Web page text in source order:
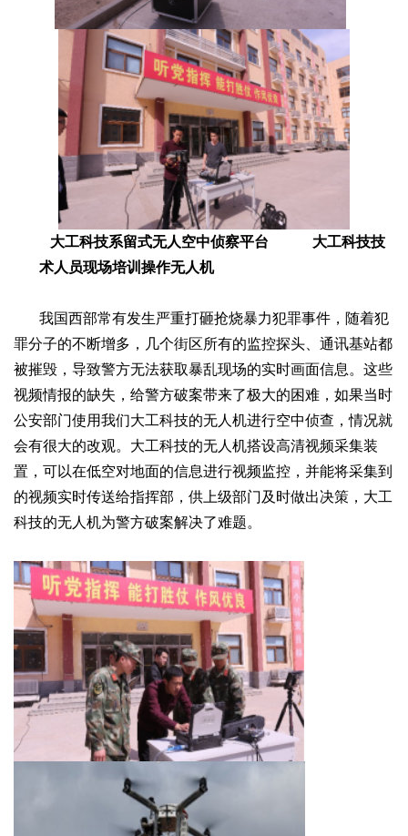
大工科技系留式无人空中侦察平台
大工科技技
术人员现场培训操作无人机
我国西部常有发生严重打砸抢烧暴力犯罪事件，随着犯
罪分子的不断增多，几个街区所有的监控探头、通讯基站都
被摧毁，导致警方无法获取暴乱现场的实时画面信息。这些
视频情报的缺失，给警方破案带来了极大的困难，如果当时
公安部门使用我们大工科技的无人机进行空中侦查，情况就
会有很大的改观。大工科技的无人机搭设高清视频采集装
置，可以在低空对地面的信息进行视频监控，并能将采集到
的视频实时传送给指挥部，供上级部门及时做出决策，大工
科技的无人机为警方破案解决了难题。